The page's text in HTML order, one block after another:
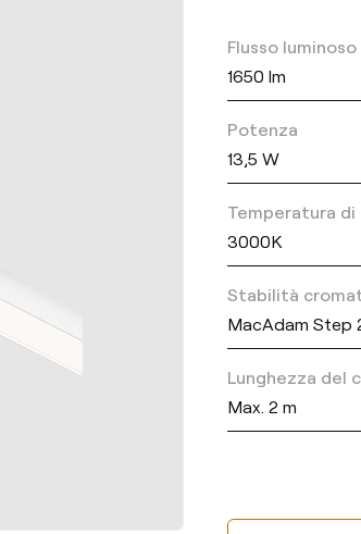
Flusso luminoso
1650 lm
Potenza
13,5 W
Temperatura di
3000K
Stabilità
MacAdam Step
Lunghezza del
Max. 2 m